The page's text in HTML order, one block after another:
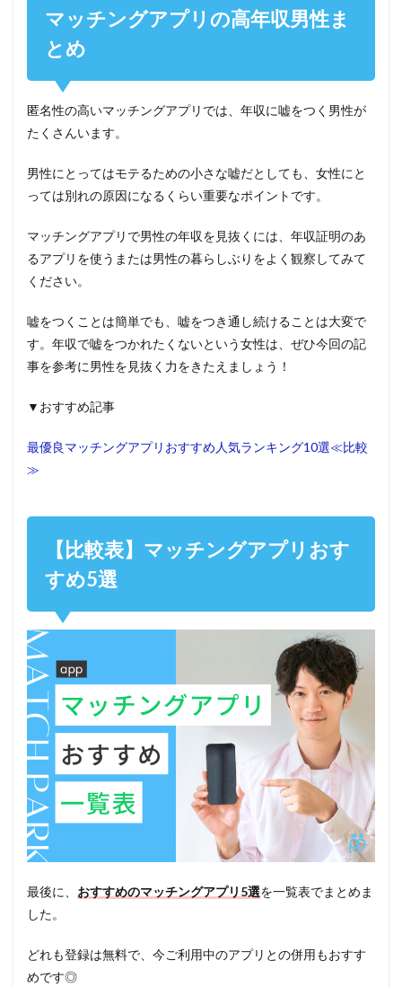
マッチングアプリの高年収男性ま
とめ
匿名性の高いマッチングアプリでは、年収に嘘をつく男性が
たくさんいます。
男性にとってはモテるための小さな嘘だとしても、女性にと
っては別れの原因になるくらい重要なポイントです。
マッチングアプリで男性の年収を見抜くには、年収証明のあ
るアプリを使うまたは男性の暮らしぶりをよく観察してみて
ください。
嘘をつくことは簡単でも、嘘をつき通し続けることは大変で
す。年収で嘘をつかれたくないという女性は、ぜひ今回の記
事を参考に男性を見抜く力をきたえましょう！
▼おすすめ記事
最優良マッチングアプリおすすめ人気ランキング10選≪比較
≫
【比較表】マッチングアプリおす
すめ5選
最後に、 おすすめのマッチングアプリ5選を一覧表でまとめま
した。
どれも登録は無料で、今ご利用中のアプリとの併用もおすす
めです◎